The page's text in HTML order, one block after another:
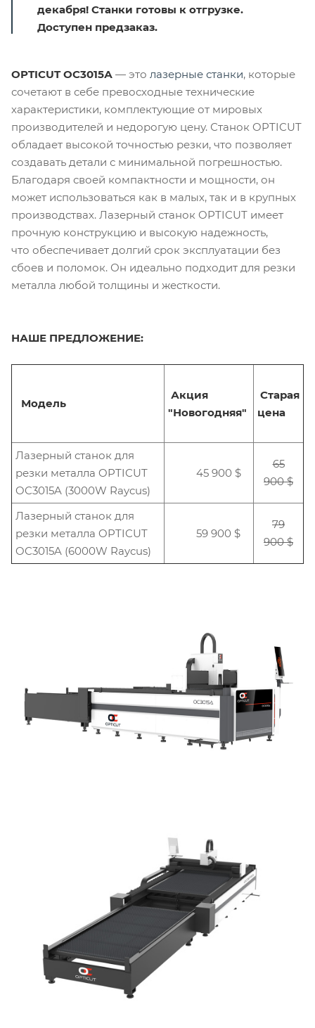
декабря! Станки готовы к отгрузке.
Доступен предзаказ.
OPTICUT OC3015А — это лазерные станки, которые
сочетают в себе превосходные технические
характеристики, комплектующие от мировых
производителей и недорогую цену. Станок OPTICUT
обладает высокой точностью резки, что позволяет
создавать детали с минимальной погрешностью.
Благодаря своей компактности и мощности, он
может использоваться как в малых, так и в крупных
производствах. Лазерный станок OPTICUT имеет
прочную конструкцию и высокую надежность,
что обеспечивает долгий срок эксплуатации без
сбоев и поломок. Он идеально подходит для резки
металла любой толщины и жесткости.
НАШЕ ПРЕДЛОЖЕНИЕ:
Модель
Акция
"Новогодняя"
Старая
цена
Лазерный станок для
резки металла OPTICUT
OC3015A (3000W Raycus)
45 900 $
65
900 $
Лазерный станок для
резки металла OPTICUT
OC3015A (6000W Raycus)
59 900 $
79
900 $